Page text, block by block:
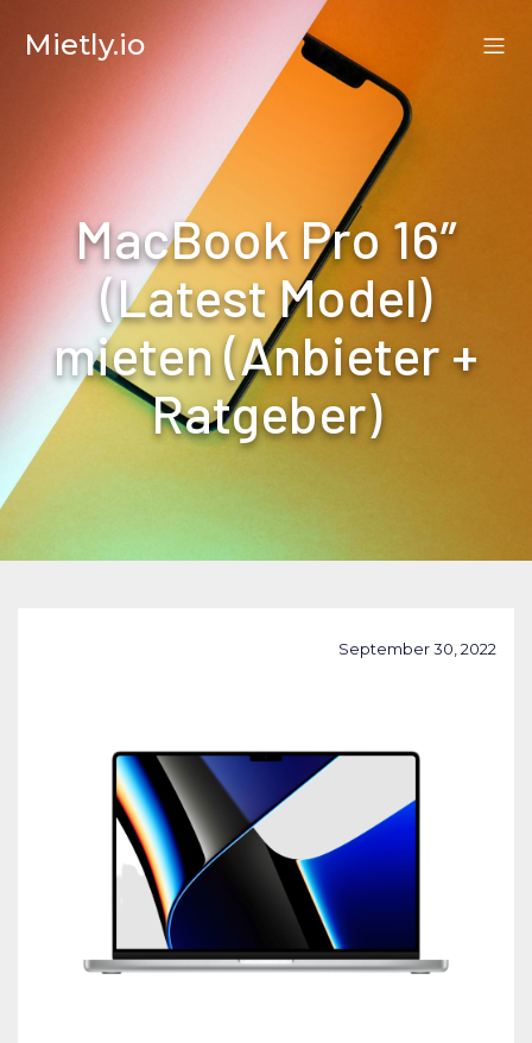
Mietly.io
MacBook Pro 16″
(Latest Model)
mieten (Anbieter +
Ratgeber)
September 30, 2022